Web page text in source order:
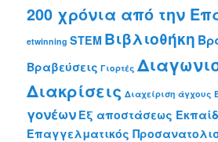
r
c
h
200 χρόνια από την
etwinning STEM Βιβλιοθήκη
Βραβεύσεις Γιορτές
Διακρίσεις Διαχείριση άγχους
γονέων Εξ αποστάσεως
Επαγγελματικός